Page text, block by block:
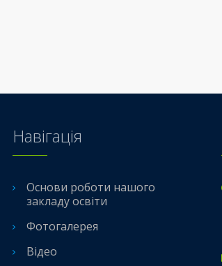
Навігація
Основи роботи нашого
закладу освіти
Фотогалерея
Відео